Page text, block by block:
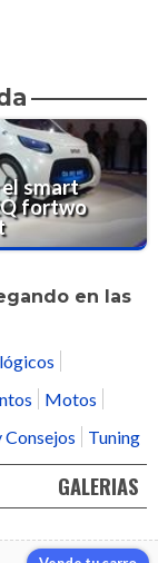
smart
fortwo
en las
Motos
Consejos Tuning
GALERIAS